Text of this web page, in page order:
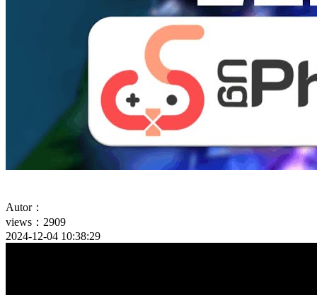
Autor：
views：2909
2024-12-04 10:38:29